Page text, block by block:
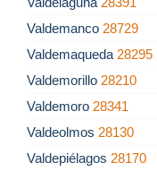
Valdemanco 28729
Valdemaqueda 28295
Valdemorillo 28210
Valdemoro 28341
Valdeolmos 28130
Valdepiélagos 28170